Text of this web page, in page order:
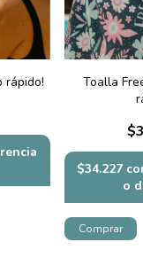
rápido!
Toalla
$34.227
o